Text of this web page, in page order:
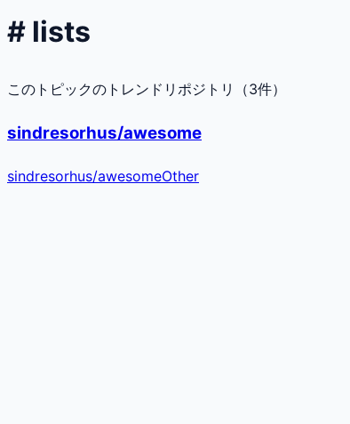
# lists
このトピックのトレンドリポジトリ（3件）
sindresorhus/awesome
sindresorhus/awesomeOther